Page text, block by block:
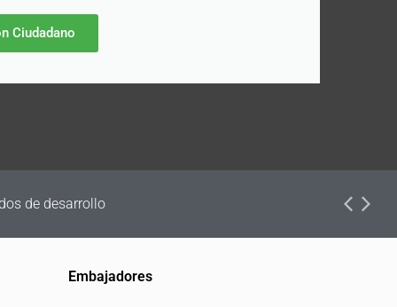
Ciudadano
de desarrollo
Embajadores